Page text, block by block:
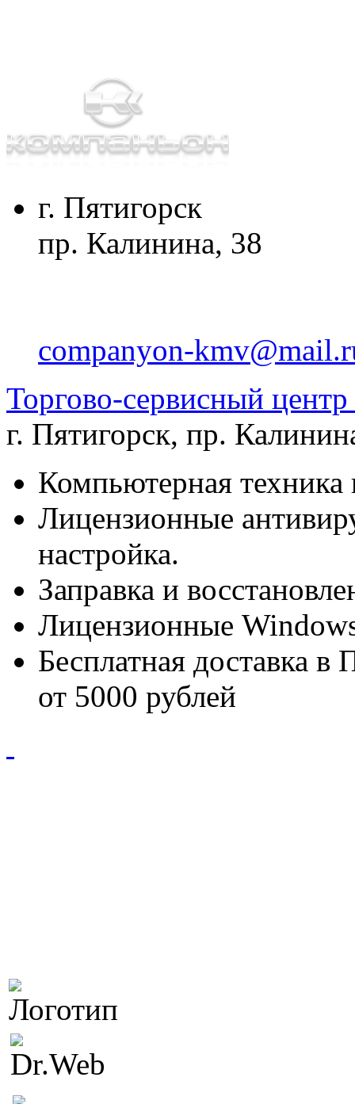
г. Пятигорск
пр. Калинина, 38
companyon-
Торгово-сервисный
г. Пятигорск, пр.
Компьютерная техника
Лицензионные
настройка.
Заправка и
Лицензионные
Бесплатная доставка в
от 5000 рублей